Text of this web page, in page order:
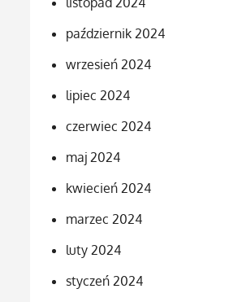
październik 2024
wrzesień 2024
lipiec 2024
czerwiec 2024
maj 2024
kwiecień 2024
marzec 2024
luty 2024
styczeń 2024